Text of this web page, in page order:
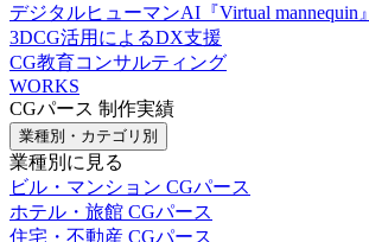
デジタルヒューマンAI『Virtual mannequin』
3DCG活用によるDX支援
CG教育コンサルティング
WORKS
CGパース 制作実績
業種別・カテゴリ別
業種別に見る
ビル・マンション CGパース
ホテル・旅館 CGパース
住宅・不動産 CGパース